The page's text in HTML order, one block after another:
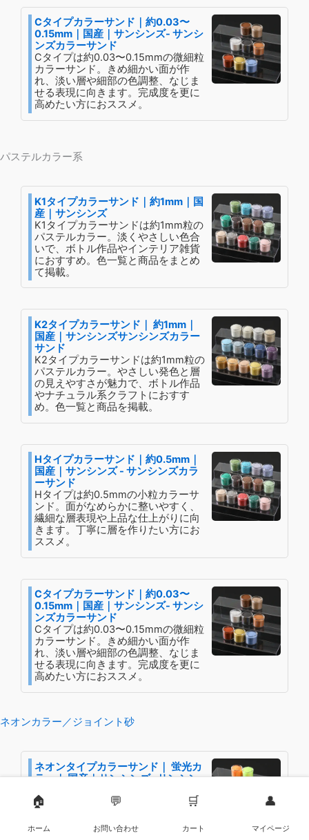
Cタイプカラーサンド｜約0.03〜
0.15mm｜国産｜サンシンズ- サンシ
ンズカラーサンド
Cタイプは約0.03〜0.15mmの微細粒
カラーサンド。きめ細かい面が作
れ、淡い層や細部の色調整、なじま
せる表現に向きます。完成度を更に
高めたい方におススメ。
パステルカラー系
K1タイプカラーサンド｜約1mm｜国
産｜サンシンズ
K1タイプカラーサンドは約1mm粒の
パステルカラー。淡くやさしい色合
いで、ボトル作品やインテリア雑貨
におすすめ。色一覧と商品をまとめ
て掲載。
K2タイプカラーサンド｜ 約1mm｜
国産｜サンシンズサンシンズカラー
サンド
K2タイプカラーサンドは約1mm粒の
パステルカラー。やさしい発色と層
の見えやすさが魅力で、ボトル作品
やナチュラル系クラフトにおすす
め。色一覧と商品を掲載。
Hタイプカラーサンド｜約0.5mm｜
国産｜サンシンズ - サンシンズカラ
ーサンド
Hタイプは約0.5mmの小粒カラーサ
ンド。面がなめらかに整いやすく、
繊細な層表現や上品な仕上がりに向
きます。丁寧に層を作りたい方にお
ススメ。
Cタイプカラーサンド｜約0.03〜
0.15mm｜国産｜サンシンズ- サンシ
ンズカラーサンド
Cタイプは約0.03〜0.15mmの微細粒
カラーサンド。きめ細かい面が作
れ、淡い層や細部の色調整、なじま
せる表現に向きます。完成度を更に
高めたい方におススメ。
ネオンカラー／ジョイント砂
ネオンタイプカラーサンド｜ 蛍光カ
ラー｜ 国産｜サンシンズ- サンシン
蛍光感のあるネオンタイプカラーサ
トに最適で、ボトル作品やサンドア
🏠
ホーム
💬
お問い合わせ
🛒
カート
👤
マイページ